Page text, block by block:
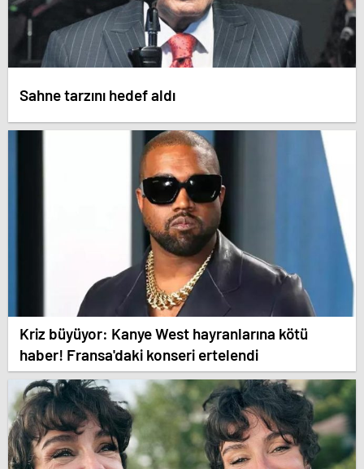
Sahne tarzını hedef aldı
Kriz büyüyor: Kanye West hayranlarına kötü
haber! Fransa'daki konseri ertelendi